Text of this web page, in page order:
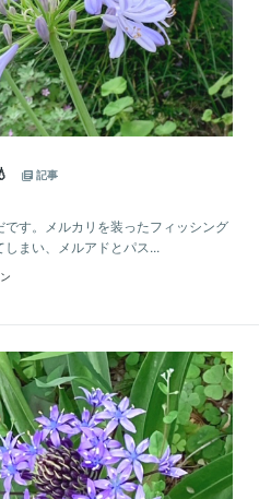
記事
す。メルカリを装ったフィッシング
まい、メルアドとパス...